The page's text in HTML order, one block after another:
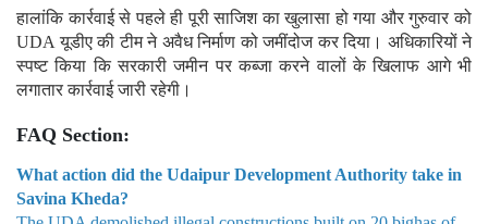
हालांकि कार्रवाई से पहले ही पूरी साजिश का खुलासा हो गया और गुरुवार को
UDA यूडीए की टीम ने अवैध निर्माण को जमींदोज कर दिया। अधिकारियों ने
स्पष्ट किया कि सरकारी जमीन पर कब्जा करने वालों के खिलाफ आगे भी
लगातार कार्रवाई जारी रहेगी।
FAQ Section:
What action did the Udaipur Development Authority take in
Savina Kheda?